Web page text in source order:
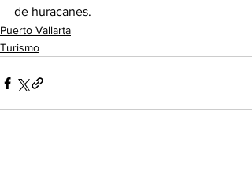
de huracanes.
Puerto Vallarta
Turismo